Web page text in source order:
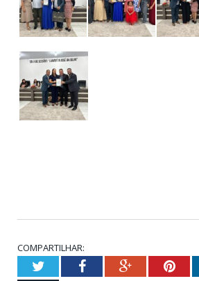
COMPARTILHAR:
TwitterFacebookGoogle+